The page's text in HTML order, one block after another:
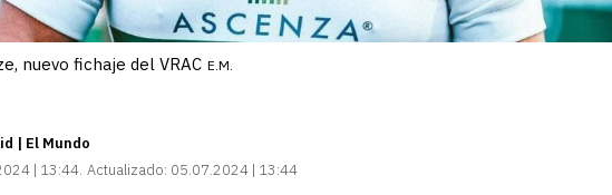
nuevo fichaje del VRAC E.M.
| El Mundo
| 13:44 Actualizado: 05.07.2024 | 13:44